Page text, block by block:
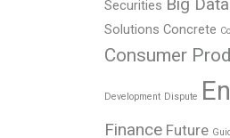
Securities
Solutions Concrete
Consumer
Development Dispute
Finance Future